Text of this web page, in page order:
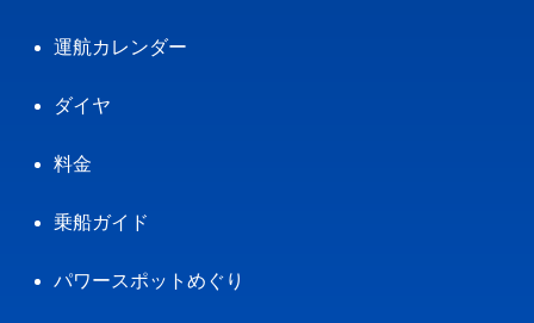
運航カレンダー
ダイヤ
料金
乗船ガイド
パワースポットめぐり